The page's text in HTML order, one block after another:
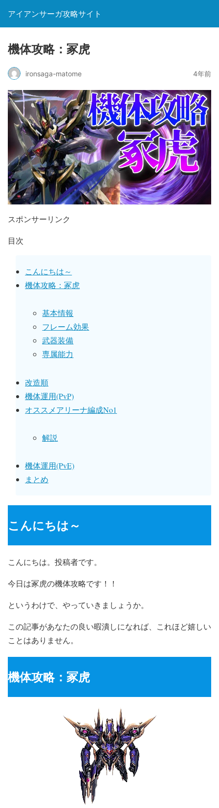
アイアンサーガ攻略サイト
機体攻略：冢虎
ironsaga-matome 4年前
スポンサーリンク
目次
こんにちは～
機体攻略：冢虎
基本情報
フレーム効果
武器装備
専属能力
改造順
機体運用(PvP)
オススメアリーナ編成No1
解説
機体運用(PvE)
まとめ
こんにちは～
こんにちは。投稿者です。
今日は冢虎の機体攻略です！！
というわけで、やっていきましょうか。
この記事があなたの良い暇潰しになれば、これほど嬉しい
ことはありません。
機体攻略：冢虎